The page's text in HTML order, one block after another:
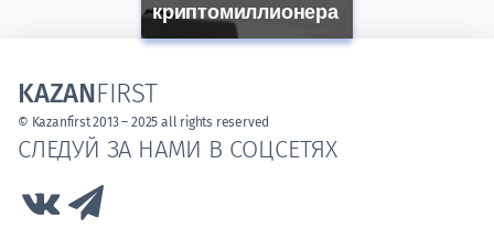
криптомиллионера
СЛЕДУЙ ЗА НАМИ В СОЦСЕТЯХ
Link to Vk
KAZANFIRST
© Kazanfirst 2013 – 2025 all rights reserved